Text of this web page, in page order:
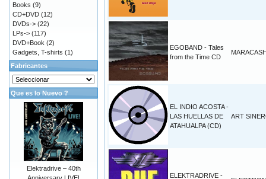
EGOBAND - Tales
from the Time CD
EL INDIO ACOSTA -
LAS HUELLAS DE
ATAHUALPA (CD)
ART
ELEKTRADRIVE -
Books (9)
CD+DVD (12)
DVDs-> (22)
LPs-> (117)
DVD+Book (2)
Gadgets, T-shirts (1)
Fabricantes
Que es lo Nuevo ?
Elektradrive – 40th